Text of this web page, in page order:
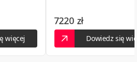
więcej
7220 zł
Dowiedz się